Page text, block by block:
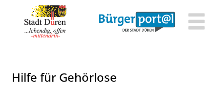
Zum Hauptinhalt springen
Zum Header
Zum Hauptinhalt
Zum Footer
Hilfe für Gehörlose